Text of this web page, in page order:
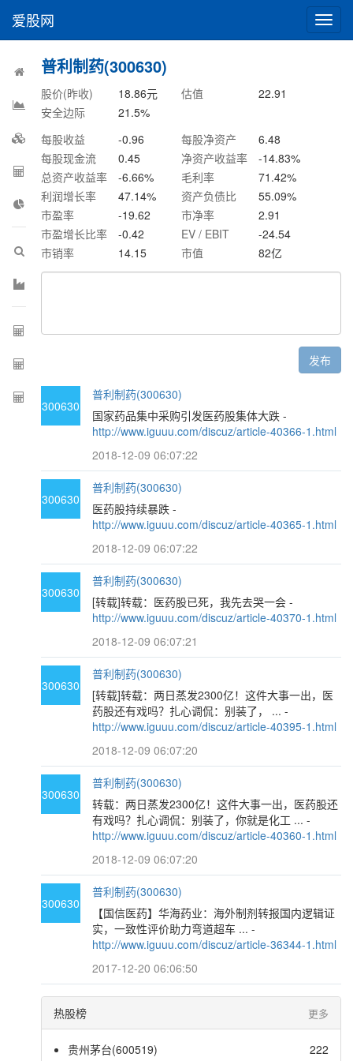
切
换
爱股网
普利制药(300630)
股价(昨收) 18.86元 估值
22.91
安全边际
21.5%
每股收益
-0.96 每股净资产
6.48
每股现金流
0.45 净资产收益率 -14.83%
总资产收益率
-6.66% 毛利率 71.42%
利润增长率
47.14% 资产负债比 55.09%
市盈率
-19.62 市净率
2.91
市盈增长比率
-0.42 EV / EBIT
-24.54
市销率
14.15 市值 82亿
发布
300630
普利制药(300630)
国家药品集中采购引发医药股集体大跌 -
http://www.iguuu.com/discuz/article-40366-1.html
2018-12-09 06:07:22
300630
普利制药(300630)
医药股持续暴跌 -
http://www.iguuu.com/discuz/article-40365-1.html
2018-12-09 06:07:22
300630
普利制药(300630)
[转载]转载：医药股已死，我先去哭一会 -
http://www.iguuu.com/discuz/article-40370-1.html
2018-12-09 06:07:21
300630
普利制药(300630)
[转载]转载：两日蒸发2300亿！这件大事一出，医
药股还有戏吗？扎心调侃：别装了， ... -
http://www.iguuu.com/discuz/article-40395-1.html
2018-12-09 06:07:20
300630
普利制药(300630)
转载：两日蒸发2300亿！这件大事一出，医药股还
有戏吗？扎心调侃：别装了，你就是化工 ... -
http://www.iguuu.com/discuz/article-40360-1.html
2018-12-09 06:07:20
300630
普利制药(300630)
【国信医药】华海药业：海外制剂转报国内逻辑证
实，一致性评价助力弯道超车 ... -
http://www.iguuu.com/discuz/article-36344-1.html
2017-12-20 06:06:50
热股榜 更多
贵州茅台(600519) 222